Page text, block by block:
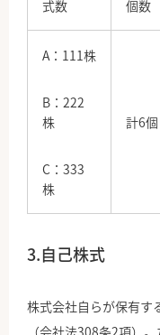
式数 個数
A：111株
B：222
株
C：333
株
計6個
3.自己株式
株式会社自らが保有す